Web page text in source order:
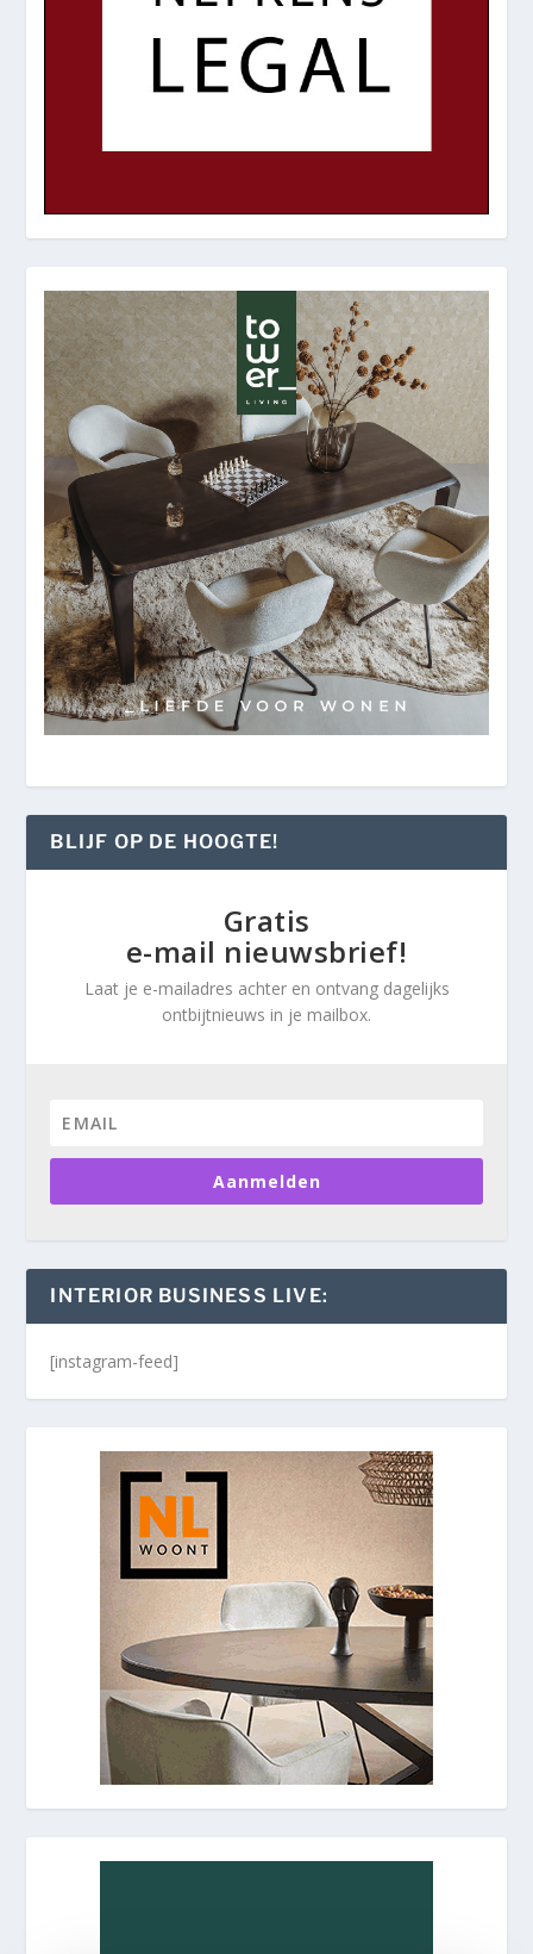
BLIJF OP DE HOOGTE!
Gratis
e-mail nieuwsbrief!
Laat je e-mailadres achter en ontvang dagelijks
ontbijtnieuws in je mailbox.
Aanmelden
INTERIOR BUSINESS LIVE:
[instagram-feed]